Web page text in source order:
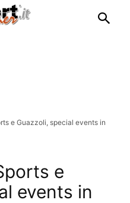
e Guazzoli, special events in
e
events in